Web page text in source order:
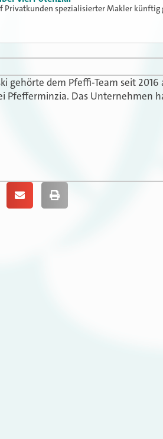
Privatkunden spezialisierter Makler künftig
gehörte dem Pfeffi-Team seit
Pfefferminzia. Das Unternehmen